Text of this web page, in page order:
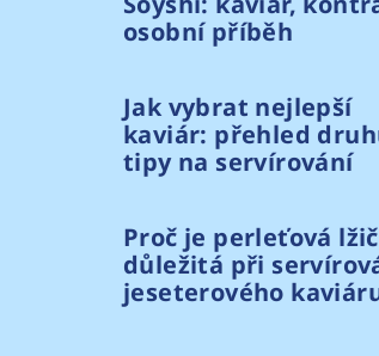
osobní příběh
Jak vybrat nejlepší
kaviár: přehled
tipy na servírování
Proč je perleťová
důležitá při
jeseterového